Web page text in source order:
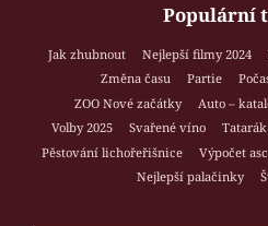
Populární
Jak zhubnout Nejlepší filmy 2024
Změna času
Partie
ZOO Nové začátky
Auto –
Volby 2025
Svařené víno
Pěstování lichořeřišnice
Výpočet
Nejlepší palačinky